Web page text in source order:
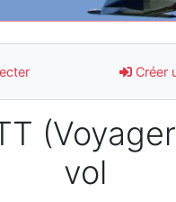
Créer
vol